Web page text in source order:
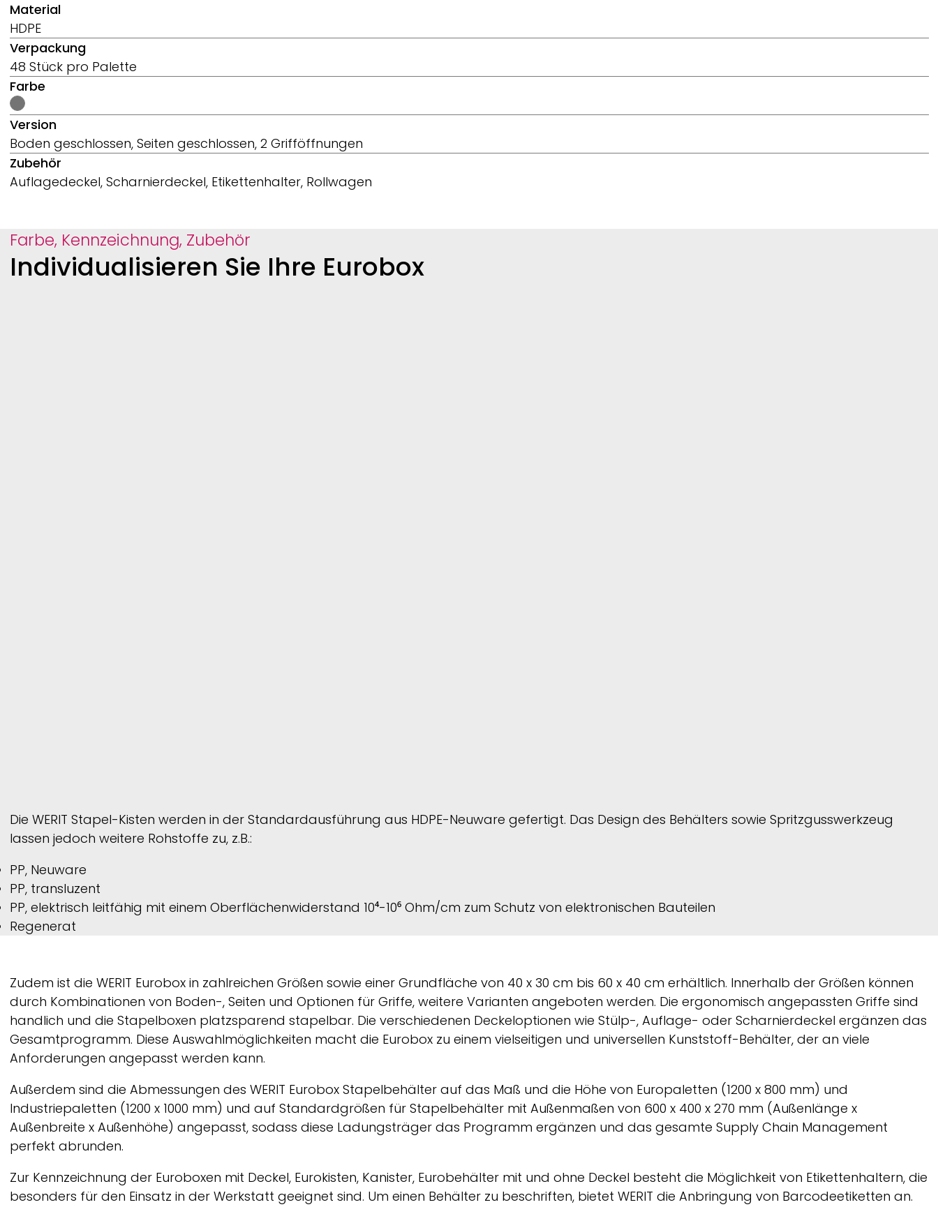
Material
HDPE
Verpackung
48 Stück pro Palette
Farbe
Version
Boden geschlossen, Seiten geschlossen, 2 Grifföffnungen
Zubehör
Auflagedeckel, Scharnierdeckel, Etikettenhalter, Rollwagen
Farbe, Kennzeichnung, Zubehör
Individualisieren Sie Ihre Eurobox
Die WERIT Stapel-Kisten werden in der Standardausführung aus HDPE-Neuware gefertigt. Das Design des Behälters sowie Spritzgusswerkzeug
lassen jedoch weitere Rohstoffe zu, z.B.:
PP, Neuware
PP, transluzent
PP, elektrisch leitfähig mit einem Oberflächenwiderstand 10⁴-10⁶ Ohm/cm zum Schutz von elektronischen Bauteilen
Regenerat
Zudem ist die WERIT Eurobox in zahlreichen Größen sowie einer Grundfläche von 40 x 30 cm bis 60 x 40 cm erhältlich. Innerhalb der Größen können
durch Kombinationen von Boden-, Seiten und Optionen für Griffe, weitere Varianten angeboten werden. Die ergonomisch angepassten Griffe sind
handlich und die Stapelboxen platzsparend stapelbar. Die verschiedenen Deckeloptionen wie Stülp-, Auflage- oder Scharnierdeckel ergänzen das
Gesamtprogramm. Diese Auswahlmöglichkeiten macht die Eurobox zu einem vielseitigen und universellen Kunststoff-Behälter, der an viele
Anforderungen angepasst werden kann.
Außerdem sind die Abmessungen des WERIT Eurobox Stapelbehälter auf das Maß und die Höhe von Europaletten (1200 x 800 mm) und
Industriepaletten (1200 x 1000 mm) und auf Standardgrößen für Stapelbehälter mit Außenmaßen von 600 x 400 x 270 mm (Außenlänge x
Außenbreite x Außenhöhe) angepasst, sodass diese Ladungsträger das Programm ergänzen und das gesamte Supply Chain Management
perfekt abrunden.
Zur Kennzeichnung der Euroboxen mit Deckel, Eurokisten, Kanister, Eurobehälter mit und ohne Deckel besteht die Möglichkeit von Etikettenhaltern, die
besonders für den Einsatz in der Werkstatt geeignet sind. Um einen Behälter zu beschriften, bietet WERIT die Anbringung von Barcodeetiketten an.